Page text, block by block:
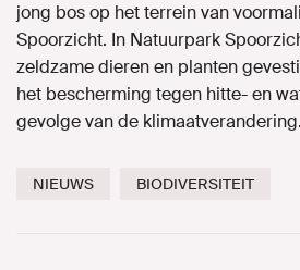
jong bos op het terrein van
Spoorzicht. In Natuurpark
zeldzame dieren en planten
het bescherming tegen hitte- en
gevolge van de klimaatverandering.
NIEUWS BIODIVERSITEIT